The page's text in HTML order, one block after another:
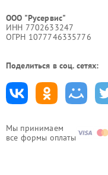
Мы принимаем
все формы оплаты
ООО "Русервис"
ИНН 7702633247
ОГРН 1077746335776
Поделиться в соц. сетях: